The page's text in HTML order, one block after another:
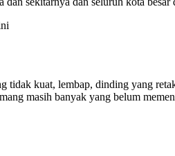
tidak kuat, lembap, dinding yang
masih banyak yang belum